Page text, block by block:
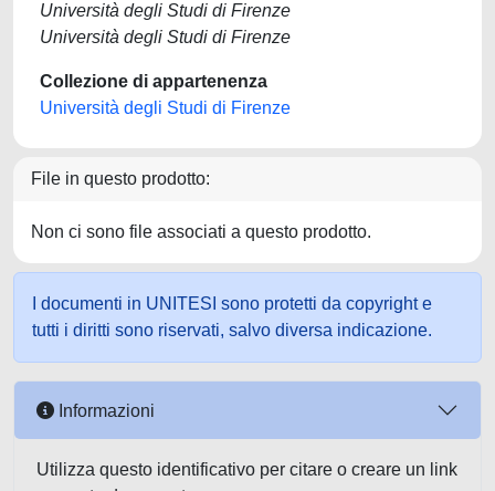
Università degli Studi di Firenze
Università degli Studi di Firenze
Collezione di appartenenza
Università degli Studi di Firenze
File in questo prodotto:
Non ci sono file associati a questo prodotto.
I documenti in UNITESI sono protetti da copyright e
tutti i diritti sono riservati, salvo diversa indicazione.
Informazioni
Utilizza questo identificativo per citare o creare un link